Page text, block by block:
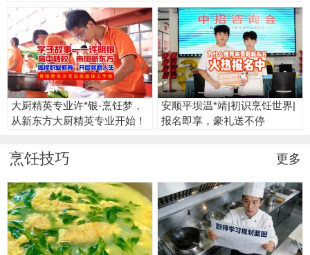
大厨精英专业许*银-烹饪梦，
从新东方大厨精英专业开始！
安顺平坝温*靖|初识烹饪世界|
报名即享，豪礼送不停
烹饪技巧 更多